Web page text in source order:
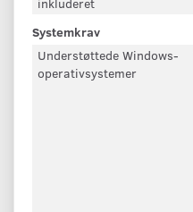
Systemkrav
Understøttede Windows-
operativsystemer